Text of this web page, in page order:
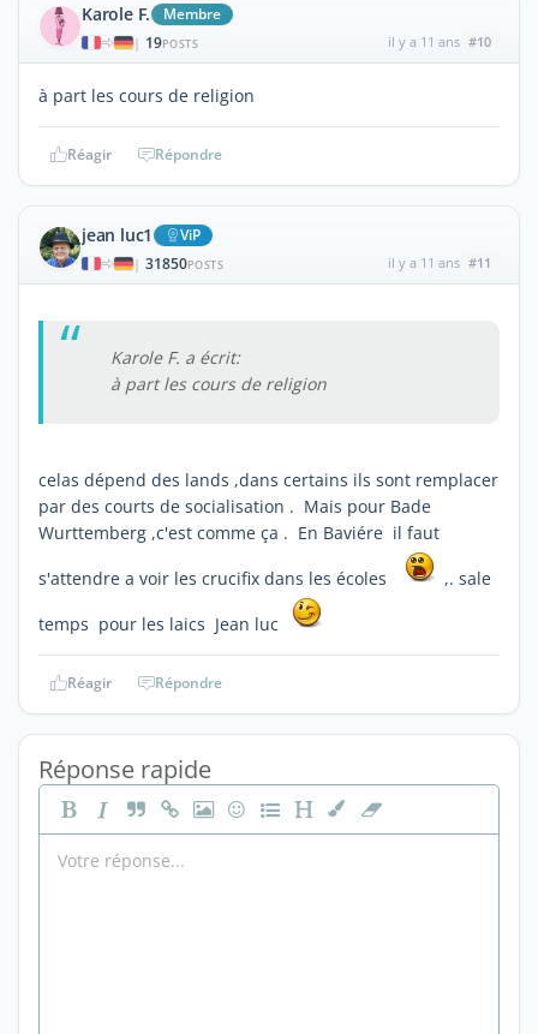
Karole F. Membre
| 19POSTS il y a 11 ans #10
à part les cours de religion
Réagir Répondre
jean luc1 ViP
| 31850POSTS il y a 11 ans #11
Karole F. a écrit:
à part les cours de religion
celas dépend des lands ,dans certains ils sont remplacer
par des courts de socialisation . Mais pour Bade
Wurttemberg ,c'est comme ça . En Baviére il faut
s'attendre a voir les crucifix dans les écoles
,. sale
temps pour les laics Jean luc
Réagir Répondre
Réponse rapide